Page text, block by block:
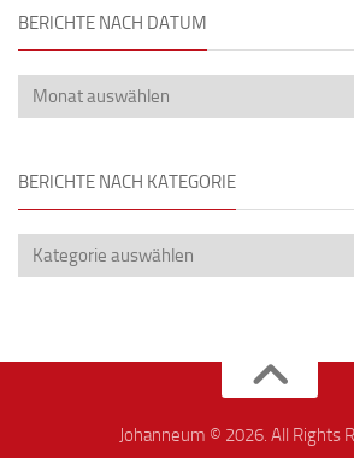
BERICHTE NACH DATUM
BERICHTE NACH KATEGORIE
Johanneum © 2026. All Rights